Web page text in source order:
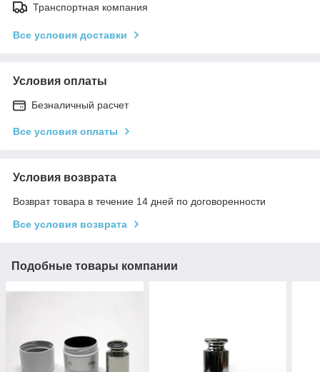
Транспортная компания
Все условия доставки
Условия оплаты
Безналичный расчет
Все условия оплаты
Условия возврата
Возврат товара в течение 14 дней по договоренности
Все условия возврата
Подобные товары компании